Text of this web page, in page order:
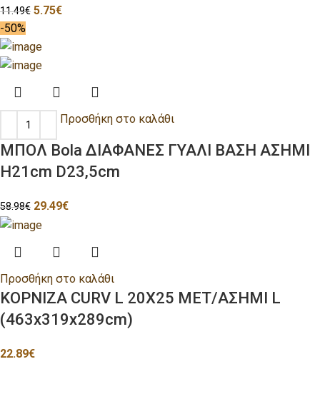
11.49€ 5.75€
-50%
Προσθήκη στο καλάθι
ΜΠΟΛ Bola ΔΙΑΦΑΝΕΣ ΓΥΑΛΙ ΒΑΣΗ ΑΣΗΜΙ
H21cm D23,5cm
58.98€ 29.49€
Προσθήκη στο καλάθι
ΚΟΡΝΙΖΑ CURV L 20X25 ΜΕΤ/ΑΣΗΜΙ L
(463x319x289cm)
22.89€